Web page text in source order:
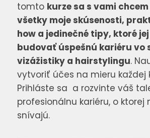
tomto kurze sa s vami
všetky moje skúsenosti,
how a jedinečné tipy, ktoré
budovať úspešnú kariéru vo
vizážistiky a hairstylingu.
vytvoriť účes na mieru každej
Prihláste sa a rozvinte váš
profesionálnu kariéru, o ktorej
snívajú.